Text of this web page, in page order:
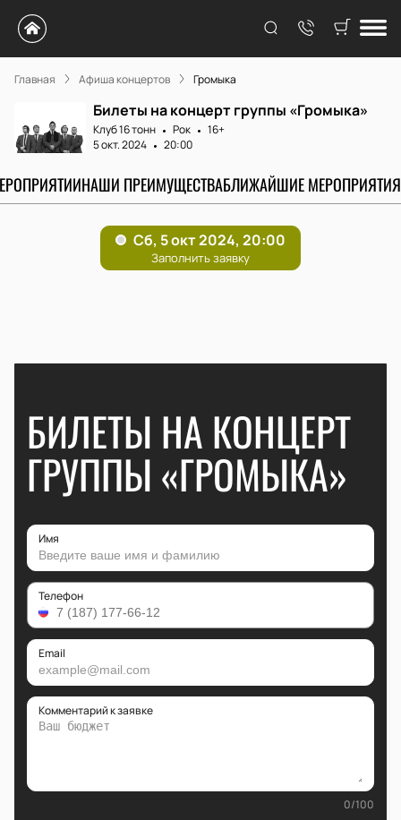
Главная Афиша концертов Громыка
Билеты на концерт группы «Громыка»
Клуб 16 тонн Рок
16+
5 окт. 2024
20:00
НАШИ ПРЕИМУЩЕСТВАБЛИЖАЙШИЕ МЕРОПРИЯТИЯ
БИЛЕТЫ НА КОНЦЕРТ
ГРУППЫ «ГРОМЫКА»
Имя
Телефон
Email
Комментарий к заявке
0/100